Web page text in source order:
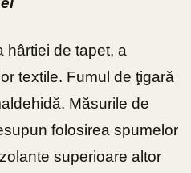
hârtiei de tapet, a
textile. Fumul de ţigară
Măsurile de
folosirea spumelor
superioare altor